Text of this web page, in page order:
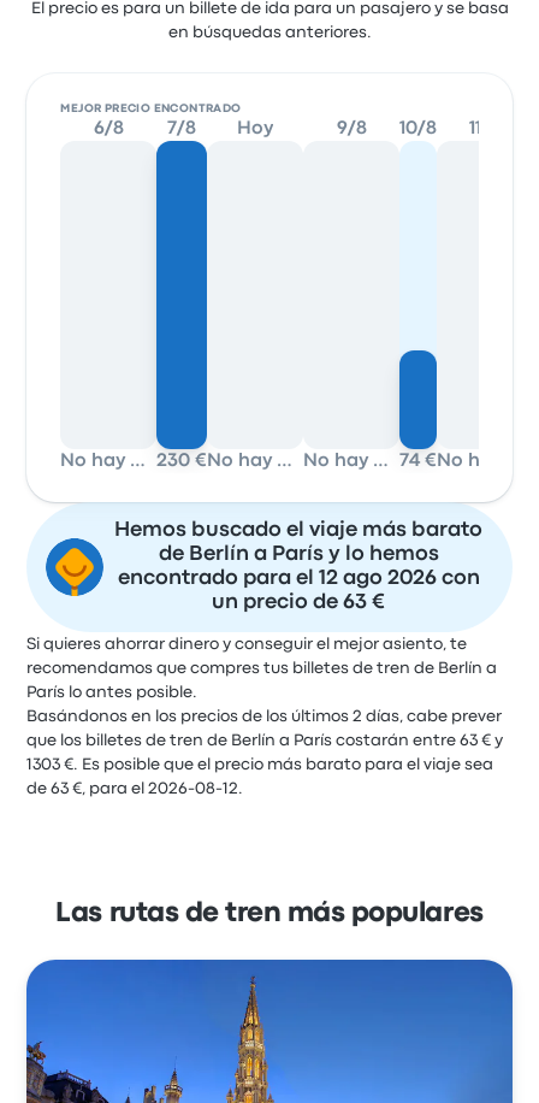
El precio es para un billete de ida para un pasajero y se basa
en búsquedas anteriores.
MEJOR PRECIO ENCONTRADO
6/8
No hay datos
7/8
230 €
Hoy
No hay datos
9/8
No hay datos
10/8
74 €
11/8
Hemos buscado el viaje más barato
de Berlín a París y lo hemos
encontrado para el 12 ago 2026 con
un precio de 63 €
Si quieres ahorrar dinero y conseguir el mejor asiento, te
recomendamos que compres tus billetes de tren de Berlín a
París lo antes posible.
Basándonos en los precios de los últimos 2 días, cabe prever
que los billetes de tren de Berlín a París costarán entre 63 € y
1303 €. Es posible que el precio más barato para el viaje sea
de 63 €, para el 2026-08-12.
Las rutas de tren más populares